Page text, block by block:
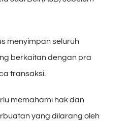
menyimpan seluruh
berkaitan dengan pra
transaksi.
memahami hak dan
yang dilarang oleh